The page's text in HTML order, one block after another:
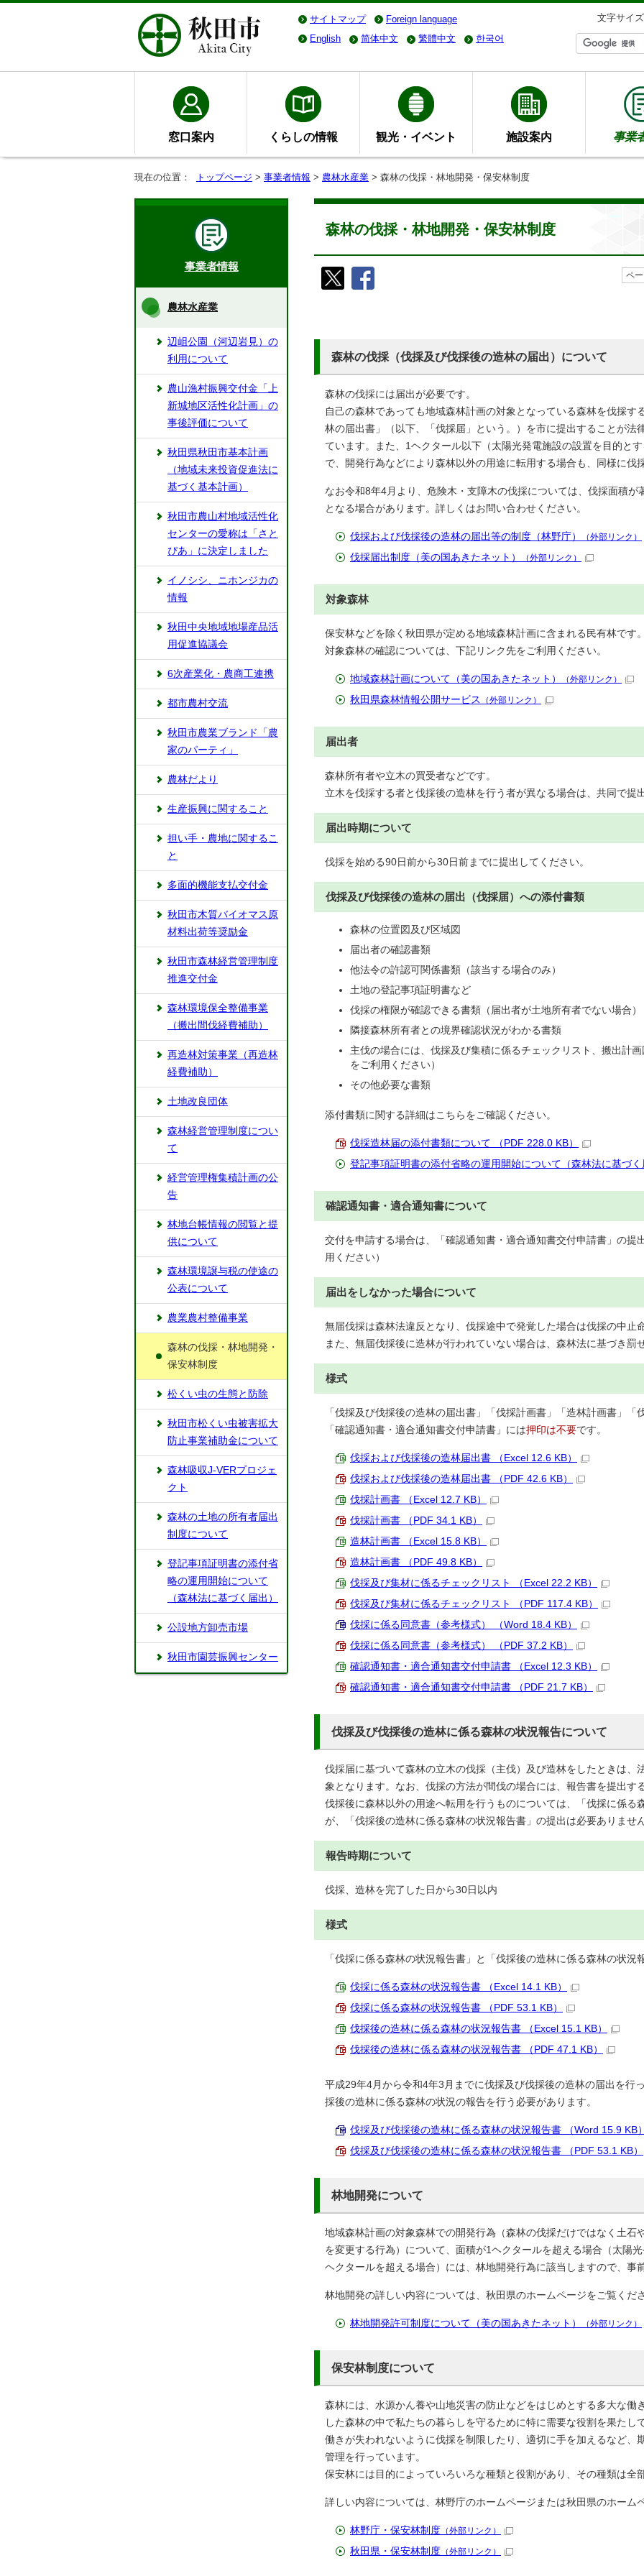
サイトマップ Foreign language 文字サイズ
English
简体中文 繁體中文 한국어
窓口案内 くらしの情報 観光・イベント 施設案内 事業
現在の位置： トップページ > 事業者情報 > 農林水産業 > 森林の伐採・林地開発・保安林制度
森林の伐採・林地開発・保安林制度
ペ
森林の伐採（伐採及び伐採後の造林の届出）について
森林の伐採には届出が必要です。
自己の森林であっても地域森林計画の対象となっている森林を伐採す
林の届出書」（以下、「伐採届」という。）を市に提出することが法
ています。また、1ヘクタール以下（太陽光発電施設の設置を目的と
で、開発行為などにより森林以外の用途に転用する場合も、同様に伐
なお令和8年4月より、危険木・支障木の伐採については、伐採面積
となる場合があります。詳しくはお問い合わせください。
伐採および伐採後の造林の届出等の制度（林野庁） （外部リンク）
伐採届出制度（美の国あきたネット） （外部リンク）
対象森林
保安林などを除く秋田県が定める地域森林計画に含まれる民有林です。
対象森林の確認については、下記リンク先をご利用ください。
地域森林計画について（美の国あきたネット） （外部リンク）
秋田県森林情報公開サービス （外部リンク）
届出者
森林所有者や立木の買受者などです。
立木を伐採する者と伐採後の造林を行う者が異なる場合は、共同で提
届出時期について
伐採を始める90日前から30日前までに提出してください。
伐採及び伐採後の造林の届出（伐採届）への添付書類
森林の位置図及び区域図
届出者の確認書類
他法令の許認可関係書類（該当する場合のみ）
土地の登記事項証明書など
伐採の権限が確認できる書類（届出者が土地所有者でない場合）
隣接森林所有者との境界確認状況がわかる書類
主伐の場合には、伐採及び集積に係るチェックリスト、搬出計
をご利用ください）
その他必要な書類
添付書類に関する詳細はこちらをご確認ください。
伐採造林届の添付書類について （PDF 228.0 KB）
登記事項証明書の添付省略の運用開始について（森林法に基づく
確認通知書・適合通知書について
交付を申請する場合は、「確認通知書・適合通知書交付申請書」の提
用ください）
届出をしなかった場合について
無届伐採は森林法違反となり、伐採途中で発覚した場合は伐採の中止
また、無届伐採後に造林が行われていない場合は、森林法に基づき罰
様式
「伐採及び伐採後の造林の届出書」「伐採計画書」「造林計画書」「
「確認通知書・適合通知書交付申請書」には押印は不要です。
伐採および伐採後の造林届出書 （Excel 12.6 KB）
伐採および伐採後の造林届出書 （PDF 42.6 KB）
伐採計画書 （Excel 12.7 KB）
伐採計画書 （PDF 34.1 KB）
造林計画書 （Excel 15.8 KB）
造林計画書 （PDF 49.8 KB）
伐採及び集材に係るチェックリスト （Excel 22.2 KB）
伐採及び集材に係るチェックリスト （PDF 117.4 KB）
伐採に係る同意書（参考様式） （Word 18.4 KB）
伐採に係る同意書（参考様式） （PDF 37.2 KB）
確認通知書・適合通知書交付申請書 （Excel 12.3 KB）
確認通知書・適合通知書交付申請書 （PDF 21.7 KB）
伐採及び伐採後の造林に係る森林の状況報告について
伐採届に基づいて森林の立木の伐採（主伐）及び造林をしたときは、
象となります。なお、伐採の方法が間伐の場合には、報告書を提出す
伐採後に森林以外の用途へ転用を行うものについては、「伐採に係る
が、「伐採後の造林に係る森林の状況報告書」の提出は必要ありません
報告時期について
伐採、造林を完了した日から30日以内
様式
「伐採に係る森林の状況報告書」と「伐採後の造林に係る森林の状況
伐採に係る森林の状況報告書 （Excel 14.1 KB）
伐採に係る森林の状況報告書 （PDF 53.1 KB）
伐採後の造林に係る森林の状況報告書 （Excel 15.1 KB）
伐採後の造林に係る森林の状況報告書 （PDF 47.1 KB）
平成29年4月から令和4年3月までに伐採及び伐採後の造林の届出を行
採後の造林に係る森林の状況の報告を行う必要があります。
伐採及び伐採後の造林に係る森林の状況報告書 （Word 15.9 KB）
伐採及び伐採後の造林に係る森林の状況報告書 （PDF 53.1 KB）
林地開発について
地域森林計画の対象森林での開発行為（森林の伐採だけではなく土石
を変更する行為）について、面積が1ヘクタールを超える場合（太陽
ヘクタールを超える場合）には、林地開発行為に該当しますので、事
林地開発の詳しい内容については、秋田県のホームページをご覧くださ
林地開発許可制度について（美の国あきたネット） （外部リンク）
保安林制度について
森林には、水源かん養や山地災害の防止などをはじめとする多大な働
した森林の中で私たちの暮らしを守るために特に需要な役割を果たし
働きが失われないように伐採を制限したり、適切に手を加えるなど、
管理を行っています。
保安林には目的によっていろいろな種類と役割があり、その種類は全
詳しい内容については、林野庁のホームページまたは秋田県のホーム
林野庁・保安林制度 （外部リンク）
秋田県・保安林制度 （外部リンク）
事業者情報
農林水産業
辺岨公園（河辺岩見）の
利用について
農山漁村振興交付金「上
新城地区活性化計画」の
事後評価について
秋田県秋田市基本計画
（地域未来投資促進法に
基づく基本計画）
秋田市農山村地域活性化
センターの愛称は「さと
ぴあ」に決定しました
イノシシ、ニホンジカの
情報
秋田中央地域地場産品活
用促進協議会
6次産業化・農商工連携
都市農村交流
秋田市農業ブランド「農
家のパーティ」
農林だより
生産振興に関すること
担い手・農地に関するこ
と
多面的機能支払交付金
秋田市木質バイオマス原
材料出荷等奨励金
秋田市森林経営管理制度
推進交付金
森林環境保全整備事業
（搬出間伐経費補助）
再造林対策事業（再造林
経費補助）
土地改良団体
森林経営管理制度につい
て
経営管理権集積計画の公
告
林地台帳情報の閲覧と提
供について
森林環境譲与税の使途の
公表について
農業農村整備事業
森林の伐採・林地開発・
保安林制度
松くい虫の生態と防除
秋田市松くい虫被害拡大
防止事業補助金について
森林吸収J-VERプロジェ
クト
森林の土地の所有者届出
制度について
登記事項証明書の添付省
略の運用開始について
（森林法に基づく届出）
公設地方卸売市場
秋田市園芸振興センター